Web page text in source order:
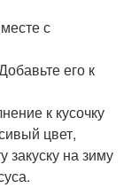
с
его к
к кусочку
цвет,
закуску на зиму